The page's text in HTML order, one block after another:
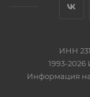
ИНН
1993-
Информация на